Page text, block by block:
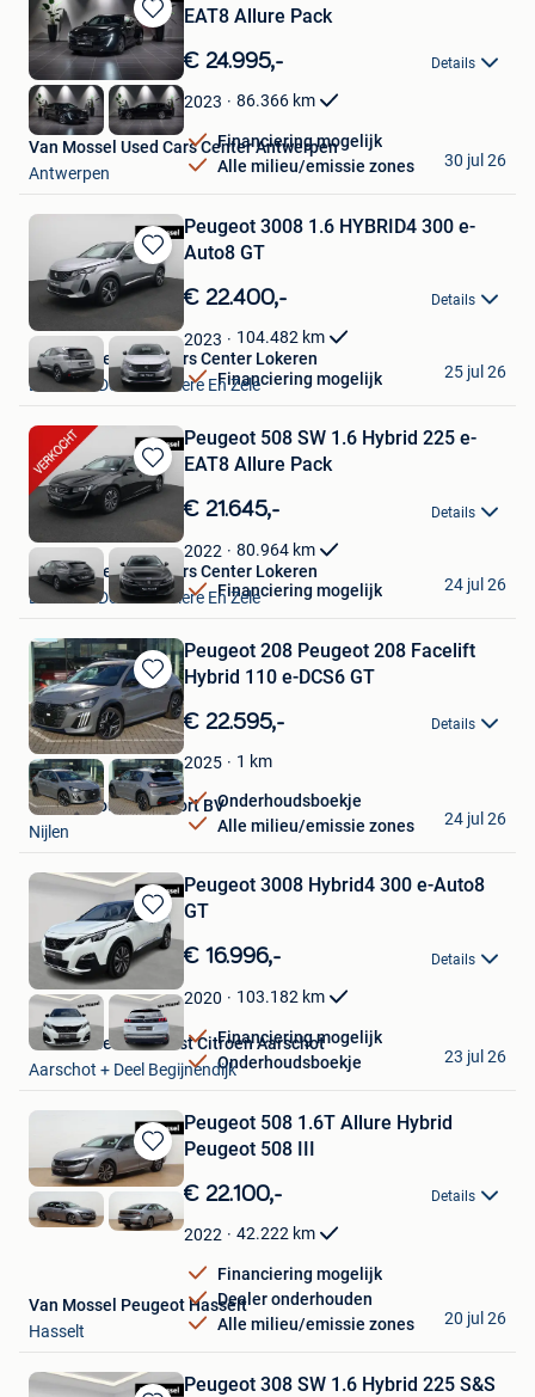
Bewaren
in
Mijn
Favorieten
EAT8 Allure Pack
€ 24.995,- Details
2023 86.366 km
Financiering mogelijk
Alle milieu/emissie zones
Van Mossel Used Cars Center Antwerpen
Antwerpen
30 jul 26
Bewaren
in
Favorieten
Peugeot 3008 1.6 HYBRID4 300 e-
Auto8 GT
€ 22.400,- Details
2023 104.482 km
Financiering mogelijk
Van Mossel Used Cars Center Lokeren
Lokeren+Deel Overmere En Zele
25 jul 26
Bewaren
in
Mijn
Favorieten
Peugeot 508 SW 1.6 Hybrid 225 e-
EAT8 Allure Pack
€ 21.645,- Details
2022 80.964 km
Financiering mogelijk
Van Mossel Used Cars Center Lokeren
Lokeren+Deel Overmere En Zele
24 jul 26
Bewaren
Mijn
Favorieten
Peugeot 208 Peugeot 208 Facelift
Hybrid 110 e-DCS6 GT
€ 22.595,- Details
2025 1 km
Onderhoudsboekje
Alle milieu/emissie zones
Garage Louis Vervoort BV
Nijlen
24 jul 26
Bewaren
in
Mijn
Favorieten
Peugeot 3008 Hybrid4 300 e-Auto8
GT
€ 16.996,- Details
2020 103.182 km
Financiering mogelijk
Onderhoudsboekje
Van Mossel Van Kelst Citroen Aarschot
Aarschot + Deel Begijnendijk
23 jul 26
Bewaren
in
Mijn
Favorieten
Peugeot 508 1.6T Allure Hybrid
Peugeot 508 III
€ 22.100,- Details
2022 42.222 km
Financiering mogelijk
Dealer onderhouden
Alle milieu/emissie zones
Van Mossel Peugeot Hasselt
Hasselt
20 jul 26
Peugeot 308 SW 1.6 Hybrid 225 S&S